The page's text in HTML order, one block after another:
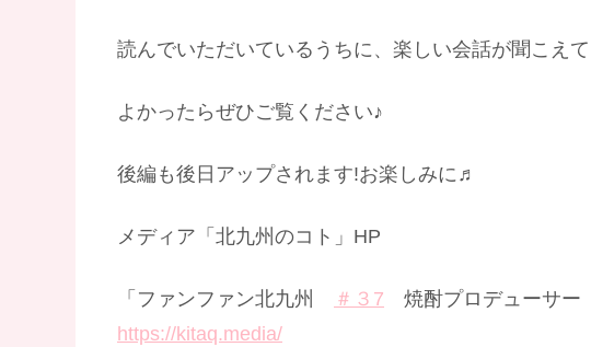
読んでいただいているうちに、楽しい会話が聞こえ
よかったらぜひご覧ください♪
後編も後日アップされます!お楽しみに♬
メディア「北九州のコト」HP
「ファンファン北九州 ＃３7 焼酎プロデューサー
https://kitaq.media/